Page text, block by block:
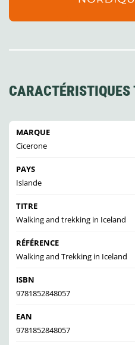
CARACTÉRISTIQUES
MARQUE
Cicerone
PAYS
Islande
TITRE
Walking and trekking in Iceland
RÉFÉRENCE
Walking and Trekking in Iceland
ISBN
9781852848057
EAN
9781852848057